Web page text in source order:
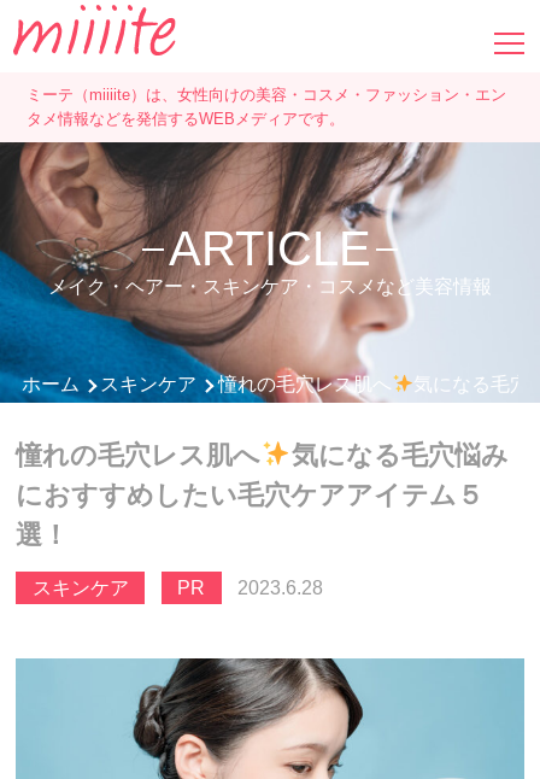
ミーテ（miiiite）は、女性向けの美容・コスメ・ファッション・エン
タメ情報などを発信するWEBメディアです。
ARTICLE
メイク・ヘアー・スキンケア・コスメなど美容情報
ホーム スキンケア 憧れの毛穴レス肌へ 気になる毛穴
憧れの毛穴レス肌へ
気になる毛穴悩み
におすすめしたい毛穴ケアアイテム５
選！
スキンケア PR 2023.6.28